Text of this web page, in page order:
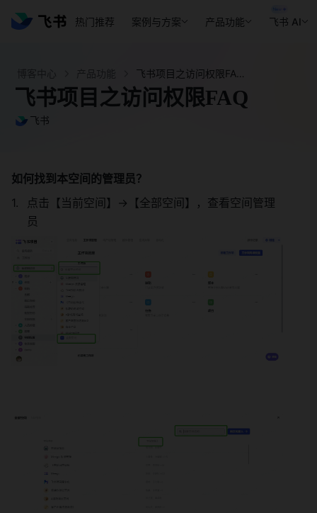
热门推荐 案例与方案 产品功能 飞书 AI
飞书项目之访问权限FAQ
飞书
如何找到本空间的管理员？
点击【当前空间】->【全部空间】，查看空间管理
员